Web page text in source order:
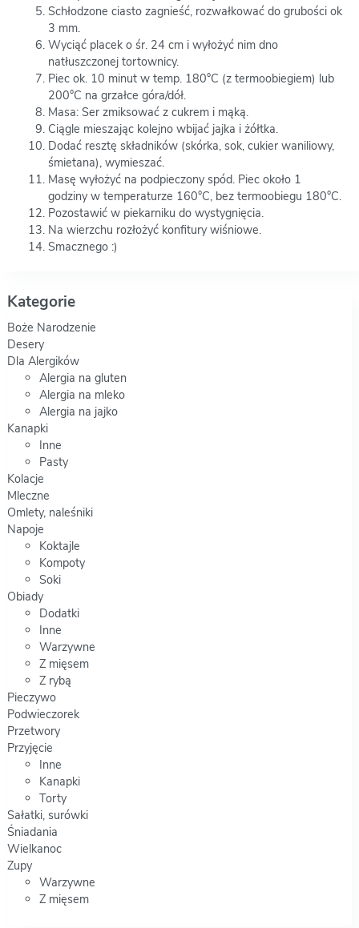
Schłodzone ciasto zagnieść, rozwałkować do grubości ok
3 mm.
Wyciąć placek o śr. 24 cm i wyłożyć nim dno
natłuszczonej tortownicy.
Piec ok. 10 minut w temp. 180°C (z termoobiegiem) lub
200°C na grzałce góra/dół.
Masa: Ser zmiksować z cukrem i mąką.
Ciągle mieszając kolejno wbijać jajka i żółtka.
Dodać resztę składników (skórka, sok, cukier waniliowy,
śmietana), wymieszać.
Masę wyłożyć na podpieczony spód. Piec około 1
godziny w temperaturze 160°C, bez termoobiegu 180°C.
Pozostawić w piekarniku do wystygnięcia.
Na wierzchu rozłożyć konfitury wiśniowe.
Smacznego :)
Kategorie
Boże Narodzenie
Desery
Dla Alergików
Alergia na gluten
Alergia na mleko
Alergia na jajko
Kanapki
Inne
Pasty
Kolacje
Mleczne
Omlety, naleśniki
Napoje
Koktajle
Kompoty
Soki
Obiady
Dodatki
Inne
Warzywne
Z mięsem
Z rybą
Pieczywo
Podwieczorek
Przetwory
Przyjęcie
Inne
Kanapki
Torty
Sałatki, surówki
Śniadania
Wielkanoc
Zupy
Warzywne
Z mięsem